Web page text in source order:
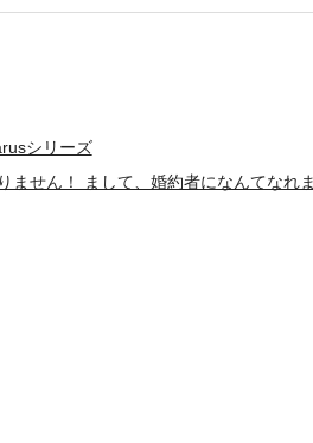
シリーズ
ません！ まして、婚約者になんてなれ